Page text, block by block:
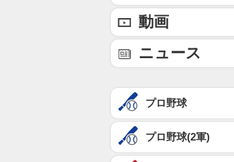
動画
ニュース
プロ野球
プロ野球(2軍)